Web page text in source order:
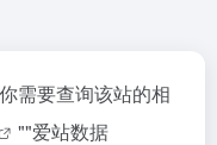
需要查询该站的相
""爱站数据